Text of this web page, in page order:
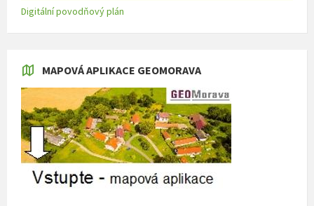
Digitální povodňový plán
MAPOVÁ APLIKACE GEOMORAVA